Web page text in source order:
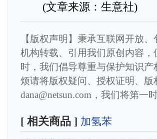
(文章来源：生意社)
【版权声明】秉承互联网开放
机构转载、引用我们原创内容
时，我们倡导尊重与保护知识
烦请将版权疑问、授权证明、
dana@netsun.com，我们将第一
[ 相关商品 ] 加氢苯